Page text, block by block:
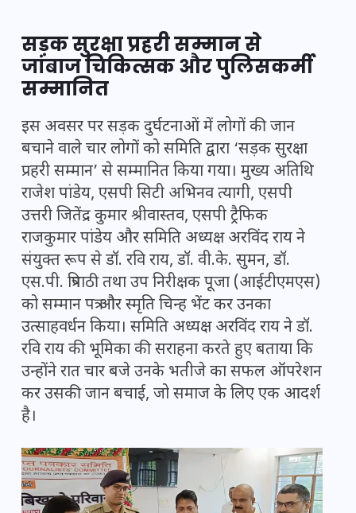
सड़क सुरक्षा प्रहरी सम्मान से
जांबाज चिकित्सक और पुलिसकर्मी
सम्मानित
इस अवसर पर सड़क दुर्घटनाओं में लोगों की जान
बचाने वाले चार लोगों को समिति द्वारा ‘सड़क सुरक्षा
प्रहरी सम्मान’ से सम्मानित किया गया। मुख्य अतिथि
राजेश पांडेय, एसपी सिटी अभिनव त्यागी, एसपी
उत्तरी जितेंद्र कुमार श्रीवास्तव, एसपी ट्रैफिक
राजकुमार पांडेय और समिति अध्यक्ष अरविंद राय ने
संयुक्त रूप से डॉ. रवि राय, डॉ. वी.के. सुमन, डॉ.
एस.पी. त्रिपाठी तथा उप निरीक्षक पूजा (आईटीएमएस)
को सम्मान पत्र और स्मृति चिन्ह भेंट कर उनका
उत्साहवर्धन किया। समिति अध्यक्ष अरविंद राय ने डॉ.
रवि राय की भूमिका की सराहना करते हुए बताया कि
उन्होंने रात चार बजे उनके भतीजे का सफल ऑपरेशन
कर उसकी जान बचाई, जो समाज के लिए एक आदर्श
है।